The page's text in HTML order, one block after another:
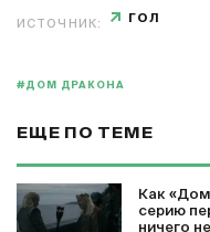
ИСТОЧНИК: ГОЛ
#ДОМ ДРАКОНА
ЕЩЕ ПО ТЕМЕ
Как
серию
ничего